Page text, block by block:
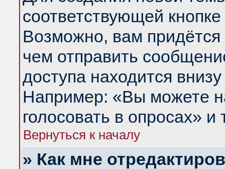
соответствующей
Возможно, вам придётся
чем отправить
доступа находится
Например: «Вы можете
голосовать в опросах» и
Вернуться к началу
» Как мне